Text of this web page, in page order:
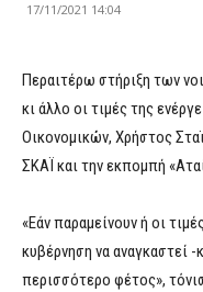
17/11/2021 14:04
Περαιτέρω στήριξη των
κι άλλο οι τιμές της
Οικονομικών, Χρήστος
ΣΚΑΪ και την εκπομπή
«Εάν παραμείνουν ή οι
κυβέρνηση να αναγκαστεί
περισσότερο φέτος»,